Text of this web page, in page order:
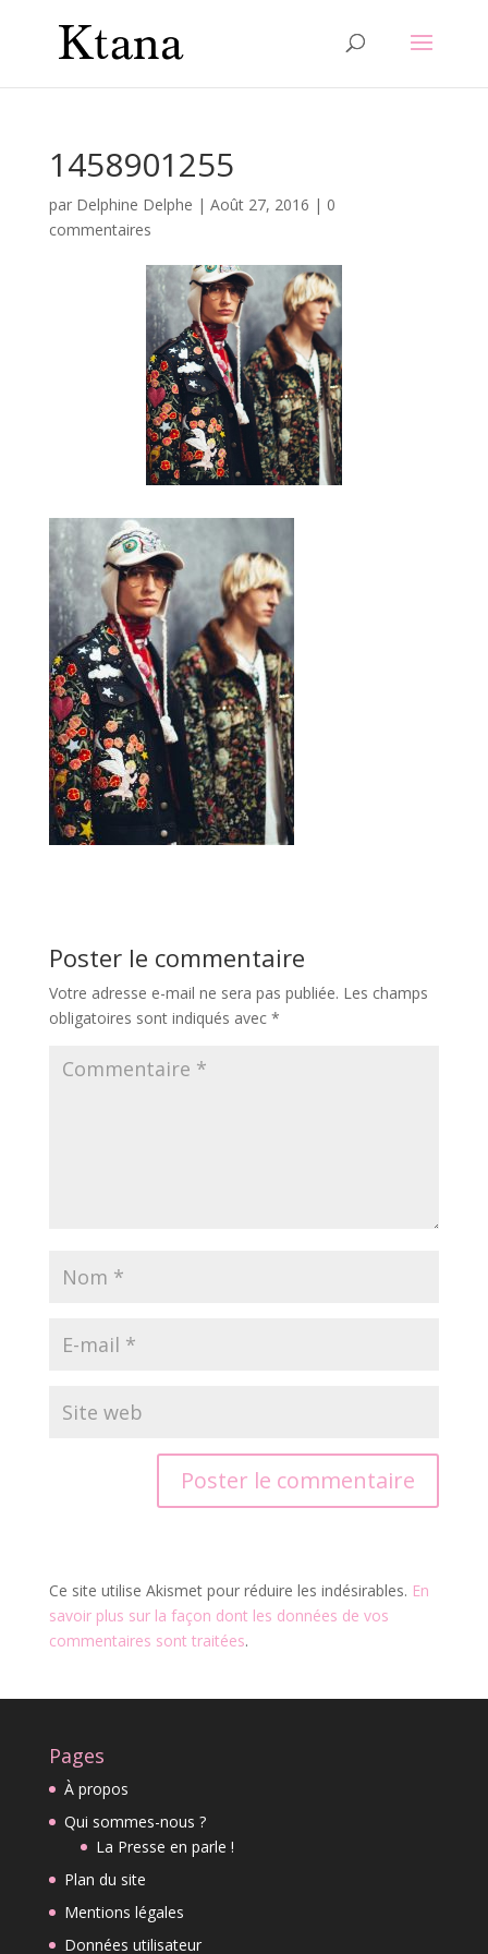
1458901255
par Delphine Delphe | Août 27, 2016 | 0
commentaires
Poster le commentaire
Votre adresse e-mail ne sera pas publiée. Les champs
obligatoires sont indiqués avec *
Ce site utilise Akismet pour réduire les indésirables. En
savoir plus sur la façon dont les données de vos
commentaires sont traitées.
Pages
À propos
Qui sommes-nous ?
La Presse en parle !
Plan du site
Mentions légales
Données utilisateur